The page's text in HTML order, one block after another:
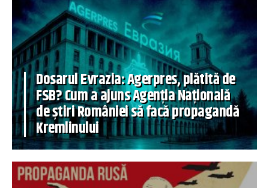
Dosarul Evrazia: Agerpres, plătită de
FSB? Cum a ajuns Agenția Națională
de știri României să facă propagandă
Kremlinului